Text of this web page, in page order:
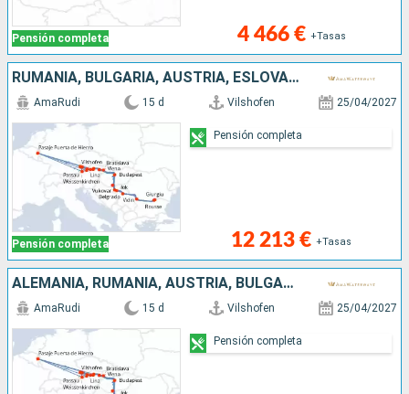
Pensión completa 4 466 € +Tasas
RUMANIA, BULGARIA, AUSTRIA, ESLOVAQUIA, HUNGRÍA, CROACIA, SERBIA, ALEMANIA
Pensión completa
AmaRudi 15 d Vilshofen 25/04/2027
12 213 € +Tasas
Pensión completa
ALEMANIA, RUMANIA, AUSTRIA, BULGARIA, SERBIA, ESLOVAQUIA, CROACIA, HUNGRÍA
AmaRudi 15 d Vilshofen 25/04/2027
Pensión completa